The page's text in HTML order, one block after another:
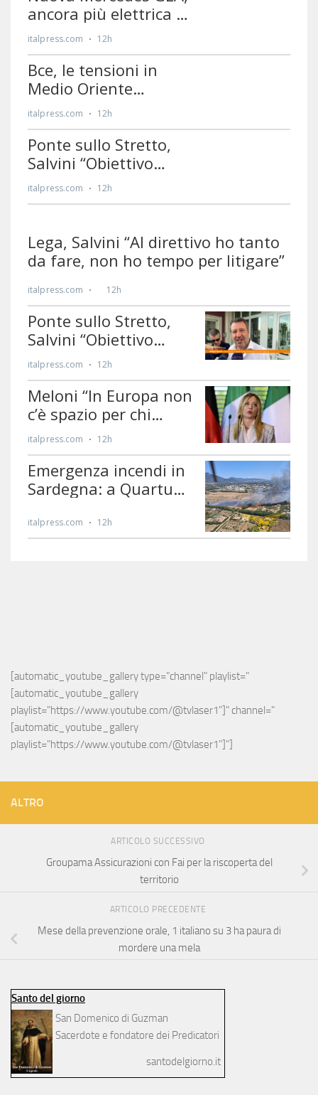
[automatic_youtube_gallery type="channel" playlist="
[automatic_youtube_gallery
playlist="https://www.youtube.com/@tvlaser1"]" channel="
[automatic_youtube_gallery
playlist="https://www.youtube.com/@tvlaser1"]"]
ALTRO
ARTICOLO SUCCESSIVO
Groupama Assicurazioni con Fai per la riscoperta del
territorio
ARTICOLO PRECEDENTE
Mese della prevenzione orale, 1 italiano su 3 ha paura di
mordere una mela
Santo del giorno
San Domenico di Guzman
Sacerdote e fondatore dei Predicatori
santodelgiorno.it